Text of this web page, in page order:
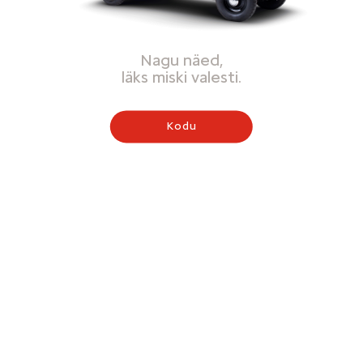
Nagu näed,
läks miski valesti.
Kodu